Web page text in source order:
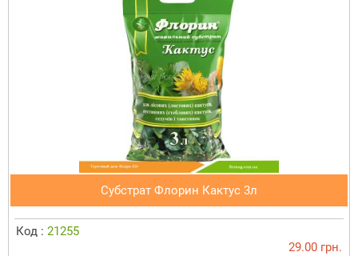
Субстрат Флорин Кактус 3л
Код : 21255
29.00 грн.